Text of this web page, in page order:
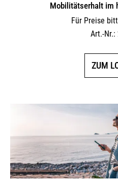
Mobilitätserhalt im
Für Preise
Art.-Nr.:
ZUM